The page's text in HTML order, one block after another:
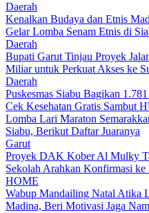
Daerah
Kenalkan Budaya dan Etnis
Gelar Lomba Senam Etnis di
Daerah
Bupati Garut Tinjau Proyek
Miliar untuk Perkuat Akses ke
Daerah
Puskesmas Siabu Bagikan
Cek Kesehatan Gratis Sambut
Lomba Lari Maraton
Siabu, Berikut Daftar Juaranya
Garut
Proyek DAK Kober Al Mulky
Sekolah Arahkan Konfirmasi ke
HOME
Wabup Mandailing Natal Atika
Madina, Beri Motivasi Jaga